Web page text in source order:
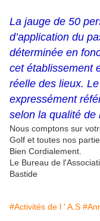
La jauge de 50
d’application du
déterminée en
cet établissement
réelle des lieux.
expressément
selon la qualité de
Nous comptons sur
Golf et toutes nos
Bien Cordialement.
Le Bureau de
Bastide
#Activités de l ' A.S